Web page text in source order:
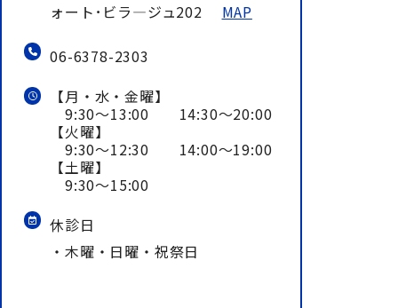
ォート･ビラ―ジュ202 MAP
06-6378-2303
【月・水・金曜】
9:30～13:00 14:30～20:00
【火曜】
9:30～12:30 14:00～19:00
【土曜】
9:30～15:00
休診日
・木曜・日曜・祝祭日